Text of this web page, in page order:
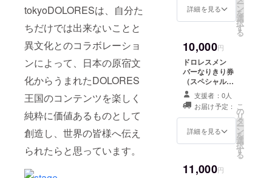
tokyoDOLORESは、自分た
ちだけでは出来ないことと
異文化とのコラボレーショ
ンによって、日本の原宿文
化からうまれたDOLORES
王国のコンテンツを楽しく
純粋に価値あるものとして
創造し、世界の皆様へ伝え
られたらと思っています。
セットとイタリ
詳細を見る ー
ン
を
選
択
す
る
10,000円
ドロレスメン
バーなりきり券
（スペシャル
ワークショプ受
講可能。簡単な
ショーを教えま
す）＋ボンジョ
ルノセットとイ
支援者：0人
お届け予定：
詳細を見る
こ
の
リ
タ
ー
ン
を
選
択
す
る
11,000円